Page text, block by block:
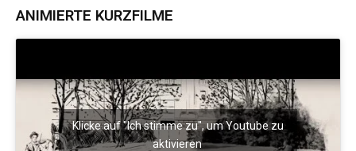
ANIMIERTE KURZFILME
Klicke auf "Ich stimme zu", um Youtube zu
aktivieren